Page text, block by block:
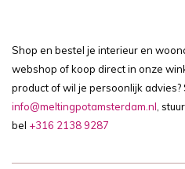
Shop en bestel je interieur en
webshop of koop direct in onze
product of wil je persoonlijk advies?
info@meltingpotamsterdam.nl,
bel +316 2138 9287